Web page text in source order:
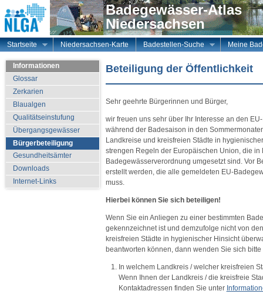
Badegewässer-Atlas
Niedersachsen
Startseite Niedersachsen-Karte Badestellen-Suche Meine
Informationen
Glossar
Zerkarien
Blaualgen
Qualitätseinstufung
Übergangsgewässer
Bürgerbeteiligung
Gesundheitsämter
Downloads
Internet-Links
Beteiligung der Öffentlichkeit
Sehr geehrte Bürgerinnen und Bürger,
wir freuen uns sehr über Ihr Interesse an den
während der Badesaison in den
Landkreise und kreisfreien Städte in
strengen Regeln der Europäischen Union, die
Badegewässerverordnung umgesetzt sind. Vor
erstellt werden, die alle gemeldeten EU-
muss.
Hierbei können Sie sich beteiligen!
Wenn Sie ein Anliegen zu einer bestimmten
gekennzeichnet ist und demzufolge nicht von
kreisfreien Städte in hygienischer Hinsicht
beantworten können, dann wenden Sie sich
In welchem Landkreis / welcher kreisfreien
Wenn Ihnen der Landkreis / die kreisfreie
Kontaktadressen finden Sie unter